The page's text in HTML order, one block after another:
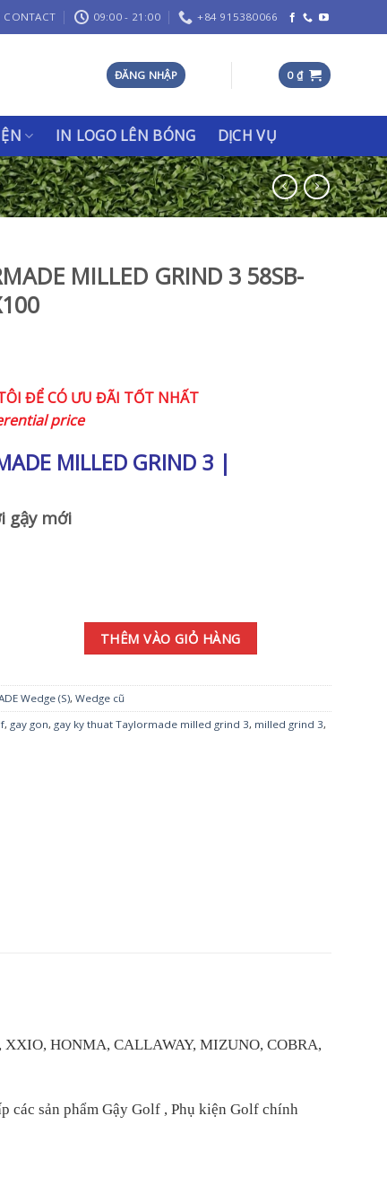
CONTACT 09:00 - 21:00 +84 915380066
ĐĂNG NHẬP 0 ₫
IN LOGO LÊN BÓNG DỊCH VỤ
MILLED GRIND 3 58SB-
ĐỂ CÓ ƯU ĐÃI TỐT NHẤT
price
MILLED GRIND 3 |
gậy mới
3 58SB-11* Dynamic Gold X100 số lượng
THÊM VÀO GIỎ HÀNG
Wedge (S), Wedge cũ
, gay gon, gay ky thuat Taylormade milled grind 3, milled grind 3,
HONMA, CALLAWAY, MIZUNO, COBRA,
sản phẩm Gậy Golf , Phụ kiện Golf chính